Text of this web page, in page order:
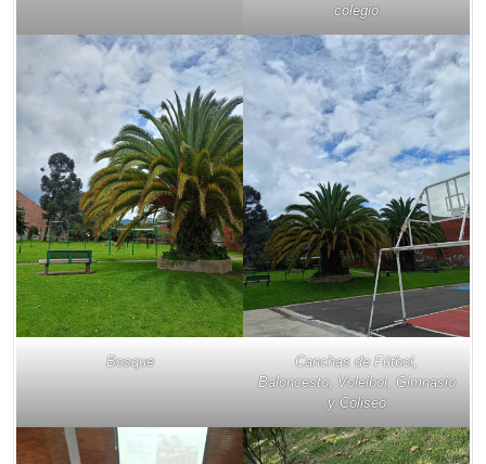
colegio
Bosque
Canchas de Fútbol,
Baloncesto, Voleibol, Gimnasio
y Coliseo